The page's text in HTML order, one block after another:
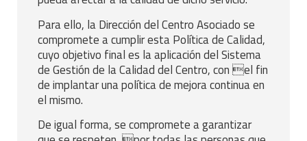
Para ello, la Dirección del Centro Asociado se
compromete a cumplir esta Política de Calidad,
cuyo objetivo final es la aplicación del Sistema
de Gestión de la Calidad del Centro, con el fin
de implantar una política de mejora continua en
el mismo.
De igual forma, se compromete a garantizar